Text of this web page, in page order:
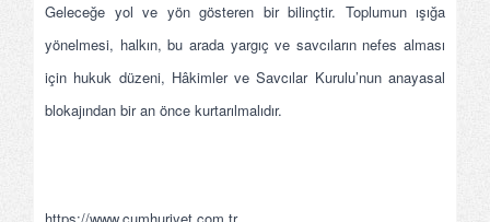
Geleceğe yol ve yön gösteren bir bilinçtir. Toplumun ışığa
yönelmesi, halkın, bu arada yargıç ve savcıların nefes alması
için hukuk düzeni, Hâkimler ve Savcılar Kurulu’nun anayasal
blokajından bir an önce kurtarılmalıdır.